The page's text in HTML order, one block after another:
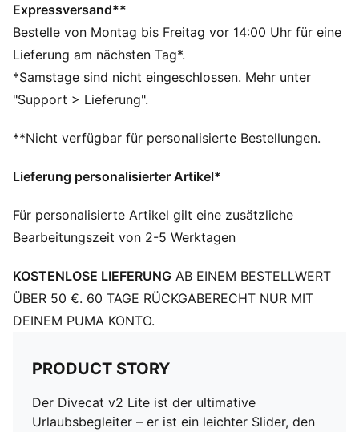
Passform
Strukturiertes Fußbett für optimalen Tragekomfort
Wasserfest
PUMA Schriftzug auf dem Riemen
Expressversand**
Bestelle von Montag bis Freitag vor 14:00 Uhr für eine
Lieferung am nächsten Tag*.
*Samstage sind nicht eingeschlossen. Mehr unter
"Support > Lieferung".
**Nicht verfügbar für personalisierte Bestellungen.
Lieferung personalisierter Artikel*
Für personalisierte Artikel gilt eine zusätzliche
Bearbeitungszeit von 2-5 Werktagen
KOSTENLOSE LIEFERUNG AB EINEM BESTELLWERT
ÜBER 50 €. 60 TAGE RÜCKGABERECHT NUR MIT
DEINEM PUMA KONTO.
PRODUCT STORY
Der Divecat v2 Lite ist der ultimative
Urlaubsbegleiter – er ist ein leichter Slider, den